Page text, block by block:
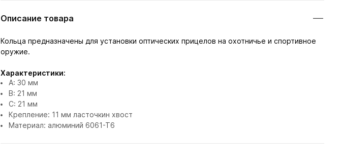
Описание товара
Кольца предназначены для установки оптических прицелов на охотничье и спортивное
оружие.
Характеристики:
А: 30 мм
В: 21 мм
С: 21 мм
Крепление: 11 мм ласточкин хвост
Материал: алюминий 6061-Т6